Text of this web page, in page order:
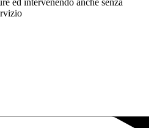
ed intervenendo anche senza